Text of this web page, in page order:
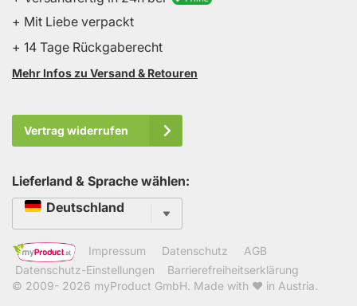
+ Mit Liebe verpackt
+ 14 Tage Rückgaberecht
Mehr Infos zu Versand & Retouren
Vertrag widerrufen
Lieferland & Sprache wählen:
SpracheDeutschland
Impressum Datenschutz
AGB
Datenschutz-Einstellungen
Barrierefreiheitserklärung
© 2009- 2026 myProduct GmbH. Made with ❤ in Austria.